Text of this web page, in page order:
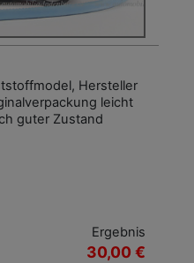
Hersteller
leicht
guter Zustand
Ergebnis
30,00 €